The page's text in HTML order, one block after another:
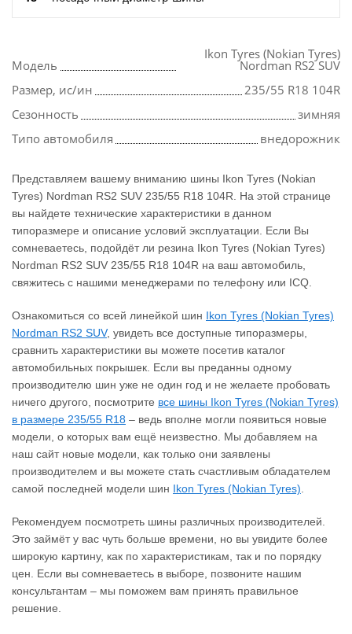
Модель
Ikon Tyres (Nokian Tyres)
Nordman RS2 SUV
Размер, ис/ин
235/55 R18 104R
Сезонность
зимняя
Типо автомобиля
внедорожник
Представляем вашему вниманию шины Ikon Tyres (Nokian
Tyres) Nordman RS2 SUV 235/55 R18 104R. На этой странице
вы найдете технические характеристики в данном
типоразмере и описание условий эксплуатации. Если Вы
сомневаетесь, подойдёт ли резина Ikon Tyres (Nokian Tyres)
Nordman RS2 SUV 235/55 R18 104R на ваш автомобиль,
свяжитесь с нашими менеджерами по телефону или ICQ.
Ознакомиться со всей линейкой шин Ikon Tyres (Nokian Tyres)
Nordman RS2 SUV, увидеть все доступные типоразмеры,
сравнить характеристики вы можете посетив каталог
автомобильных покрышек. Если вы преданны одному
производителю шин уже не один год и не желаете пробовать
ничего другого, посмотрите все шины Ikon Tyres (Nokian Tyres)
в размере 235/55 R18 – ведь вполне могли появиться новые
модели, о которых вам ещё неизвестно. Мы добавляем на
наш сайт новые модели, как только они заявлены
производителем и вы можете стать счастливым обладателем
самой последней модели шин Ikon Tyres (Nokian Tyres).
Рекомендуем посмотреть шины различных производителей.
Это займёт у вас чуть больше времени, но вы увидите более
широкую картину, как по характеристикам, так и по порядку
цен. Если вы сомневаетесь в выборе, позвоните нашим
консультантам – мы поможем вам принять правильное
решение.